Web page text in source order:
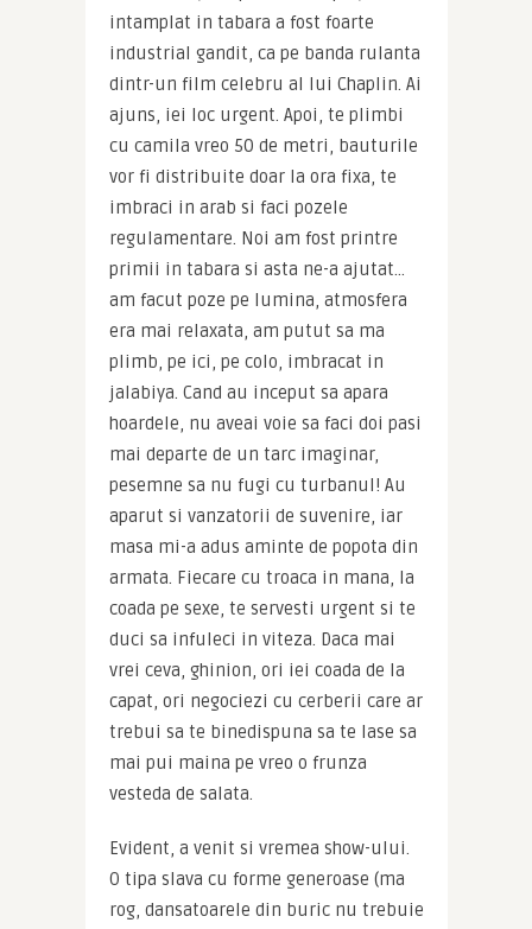
intamplat in tabara a fost foarte
industrial gandit, ca pe banda rulanta
dintr-un film celebru al lui Chaplin. Ai
ajuns, iei loc urgent. Apoi, te plimbi
cu camila vreo 50 de metri, bauturile
vor fi distribuite doar la ora fixa, te
imbraci in arab si faci pozele
regulamentare. Noi am fost printre
primii in tabara si asta ne-a ajutat…
am facut poze pe lumina, atmosfera
era mai relaxata, am putut sa ma
plimb, pe ici, pe colo, imbracat in
jalabiya. Cand au inceput sa apara
hoardele, nu aveai voie sa faci doi pasi
mai departe de un tarc imaginar,
pesemne sa nu fugi cu turbanul! Au
aparut si vanzatorii de suvenire, iar
masa mi-a adus aminte de popota din
armata. Fiecare cu troaca in mana, la
coada pe sexe, te servesti urgent si te
duci sa infuleci in viteza. Daca mai
vrei ceva, ghinion, ori iei coada de la
capat, ori negociezi cu cerberii care ar
trebui sa te binedispuna sa te lase sa
mai pui maina pe vreo o frunza
vesteda de salata.
Evident, a venit si vremea show-ului.
O tipa slava cu forme generoase (ma
rog, dansatoarele din buric nu trebuie